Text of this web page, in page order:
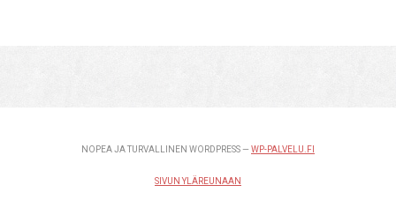
NOPEA JA TURVALLINEN WORDPRESS — WP-PALVELU.FI
SIVUN YLÄREUNAAN